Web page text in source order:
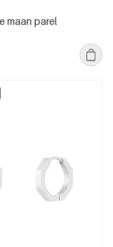
maan parel